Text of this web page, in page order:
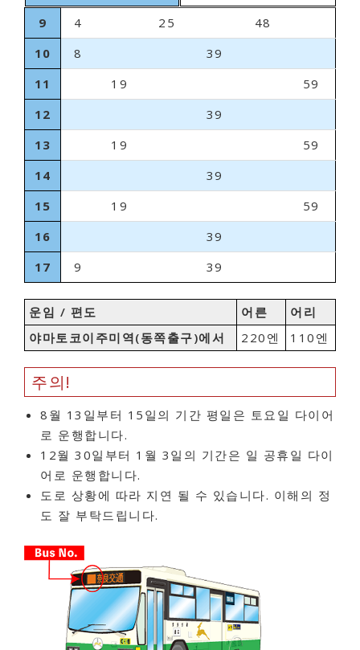
9 4 25
48
10
8
39
11
19
59
12
39
13
19
59
14
39
15
19
59
16
39
17
9 39
운임 / 편도 어른
어리
야마토코이주미역(동쪽출구)에서
220엔 110엔
주의!
8월 13일부터 15일의 기간 평일은 토요일 다이어
로 운행합니다.
12월 30일부터 1월 3일의 기간은 일 공휴일 다이
어로 운행합니다.
도로 상황에 따라 지연 될 수 있습니다. 이해의 정
도 잘 부탁드립니다.